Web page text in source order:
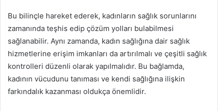
Bu bilinçle hareket ederek, kadınların sağlık sorunlarını
zamanında teşhis edip çözüm yolları bulabilmesi
sağlanabilir. Aynı zamanda, kadın sağlığına dair sağlık
hizmetlerine erişim imkanları da artırılmalı ve çeşitli sağlık
kontrolleri düzenli olarak yapılmalıdır. Bu bağlamda,
kadının vücudunu tanıması ve kendi sağlığına ilişkin
farkındalık kazanması oldukça önemlidir.